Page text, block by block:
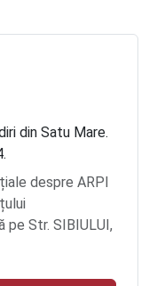
din Satu Mare.
despre ARPI
Str. SIBIULUI,